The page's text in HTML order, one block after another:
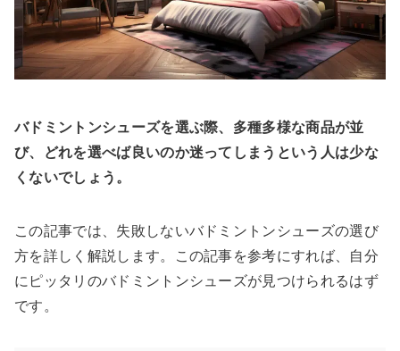
バドミントンシューズを選ぶ際、多種多様な商品が並
び、どれを選べば良いのか迷ってしまうという人は少な
くないでしょう。
この記事では、失敗しないバドミントンシューズの選び
方を詳しく解説します。この記事を参考にすれば、自分
にピッタリのバドミントンシューズが見つけられるはず
です。